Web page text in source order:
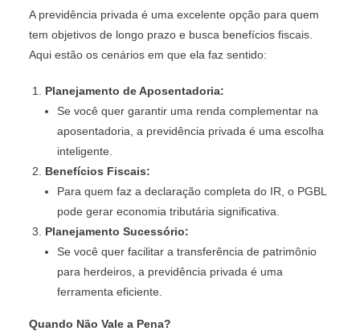
A previdência privada é uma excelente opção para quem
tem objetivos de longo prazo e busca benefícios fiscais.
Aqui estão os cenários em que ela faz sentido:
Planejamento de Aposentadoria:
Se você quer garantir uma renda complementar na
aposentadoria, a previdência privada é uma escolha
inteligente.
Benefícios Fiscais:
Para quem faz a declaração completa do IR, o PGBL
pode gerar economia tributária significativa.
Planejamento Sucessório:
Se você quer facilitar a transferência de patrimônio
para herdeiros, a previdência privada é uma
ferramenta eficiente.
Quando Não Vale a Pena?